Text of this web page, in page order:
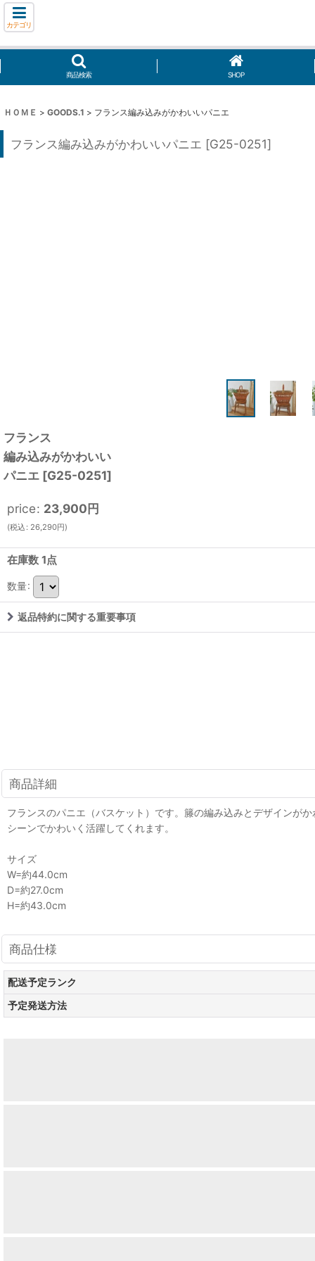
カテゴリ
商品検索 SHOP
ＨＯＭＥ > GOODS.1 > フランス編み込みがかわいいパニエ
フランス編み込みがかわいいパニエ [G25-0251]
フランス
編み込みがかわいい
パニエ [G25-0251]
price: 23,900円
(税込 : 26,290円)
在庫数 1点
数量:
返品特約に関する重要事項
商品詳細
フランスのパニエ（バスケット）です。籐の編み込みとデザインが
シーンでかわいく活躍してくれます。
サイズ
W=約44.0cm
D=約27.0cm
H=約43.0cm
商品仕様
配送予定ランク
予定発送方法